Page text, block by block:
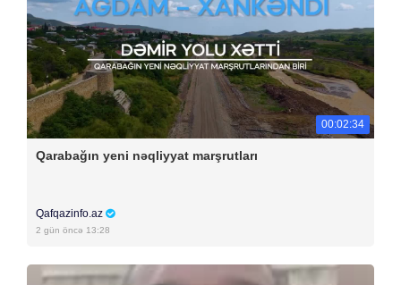
00:02:34
Qarabağın yeni nəqliyyat marşrutları
Qafqazinfo.az
2 gün öncə 13:28